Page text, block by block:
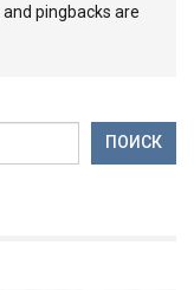
and pingbacks are
ПОИСК